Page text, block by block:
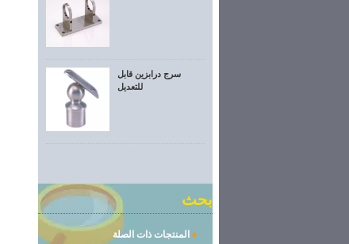
سرج درابزين قابل
للتعديل
بحث
♦ المنتجات ذات الصلة